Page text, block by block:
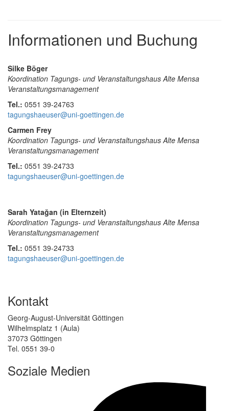
Informationen und Buchung
Silke Böger
Koordination Tagungs- und Veranstaltungshaus Alte Mensa
Veranstaltungsmanagement
Tel.: 0551 39-24763
tagungshaeuser@uni-goettingen.de
Carmen Frey
Koordination Tagungs- und Veranstaltungshaus Alte Mensa
Veranstaltungsmanagement
Tel.: 0551 39-24733
tagungshaeuser@uni-goettingen.de
Sarah Yatağan (in Elternzeit)
Koordination Tagungs- und Veranstaltungshaus Alte Mensa
Veranstaltungsmanagement
Tel.: 0551 39-24733
tagungshaeuser@uni-goettingen.de
Kontakt
Georg-August-Universität Göttingen
Wilhelmsplatz 1 (Aula)
37073 Göttingen
Tel. 0551 39-0
Soziale Medien